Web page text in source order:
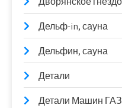
Дельф-in, сауна
Дельфин, сауна
Детали
Детали Машин ГАЗ